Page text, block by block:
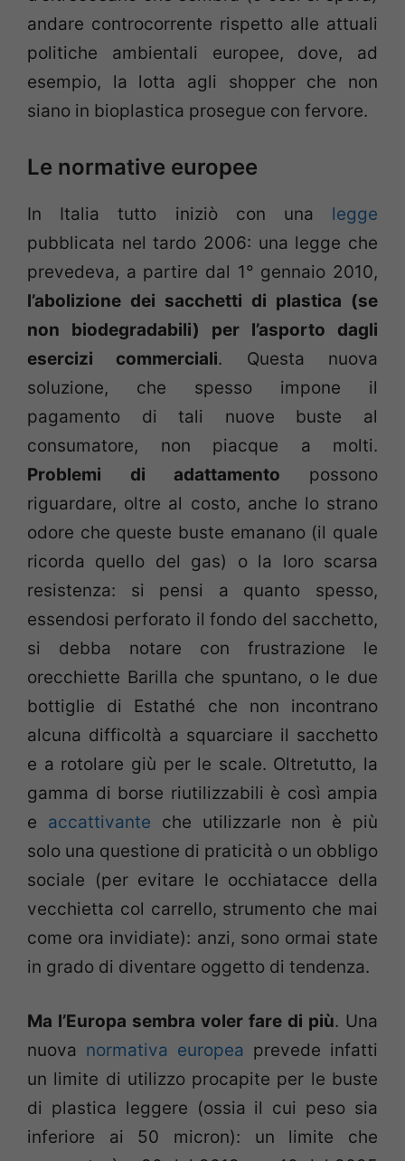
andare controcorrente rispetto alle attuali
politiche ambientali europee, dove, ad
esempio, la lotta agli shopper che non
siano in bioplastica prosegue con fervore.
Le normative europee
In Italia tutto iniziò con una legge
pubblicata nel tardo 2006: una legge che
prevedeva, a partire dal 1° gennaio 2010,
l’abolizione dei sacchetti di plastica (se
non biodegradabili) per l’asporto dagli
esercizi commerciali. Questa nuova
soluzione, che spesso impone il
pagamento di tali nuove buste al
consumatore, non piacque a molti.
Problemi di adattamento possono
riguardare, oltre al costo, anche lo strano
odore che queste buste emanano (il quale
ricorda quello del gas) o la loro scarsa
resistenza: si pensi a quanto spesso,
essendosi perforato il fondo del sacchetto,
si debba notare con frustrazione le
orecchiette Barilla che spuntano, o le due
bottiglie di Estathé che non incontrano
alcuna difficoltà a squarciare il sacchetto
e a rotolare giù per le scale. Oltretutto, la
gamma di borse riutilizzabili è così ampia
e accattivante che utilizzarle non è più
solo una questione di praticità o un obbligo
sociale (per evitare le occhiatacce della
vecchietta col carrello, strumento che mai
come ora invidiate): anzi, sono ormai state
in grado di diventare oggetto di tendenza.
Ma l’Europa sembra voler fare di più. Una
nuova normativa europea prevede infatti
un limite di utilizzo procapite per le buste
di plastica leggere (ossia il cui peso sia
inferiore ai 50 micron): un limite che